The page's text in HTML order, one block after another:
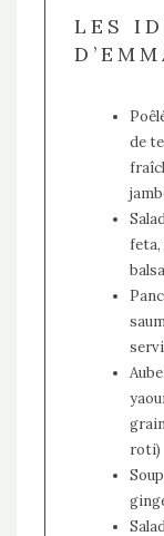
LES
de
feta,
servi
roti)